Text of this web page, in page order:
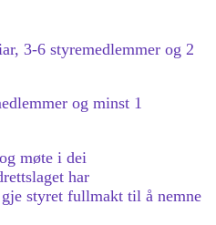
3-6 styremedlemmer og 2
og minst 1
møte i dei
har
styret fullmakt til å nemne